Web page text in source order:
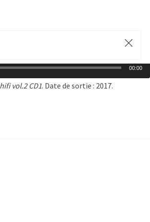
00:00
vol.2 CD1. Date de sortie : 2017.